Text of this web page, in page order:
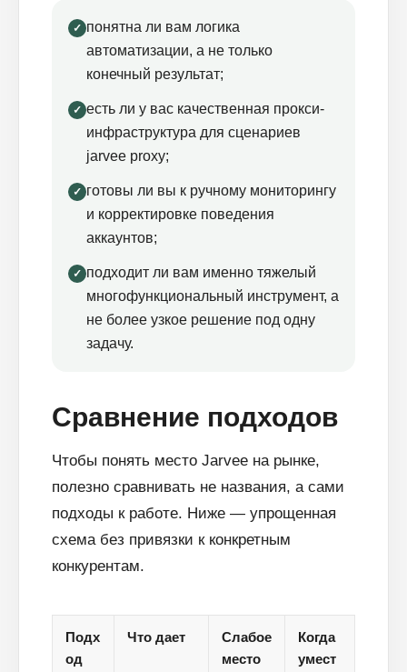
✓ понятна ли вам логика
автоматизации, а не только
конечный результат;
✓ есть ли у вас качественная прокси-
инфраструктура для сценариев
jarvee proxy;
✓ готовы ли вы к ручному мониторингу
и корректировке поведения
аккаунтов;
✓ подходит ли вам именно тяжелый
многофункциональный инструмент, а
не более узкое решение под одну
задачу.
Сравнение подходов
Чтобы понять место Jarvee на рынке,
полезно сравнивать не названия, а сами
подходы к работе. Ниже — упрощенная
схема без привязки к конкретным
конкурентам.
Подх
од
Что дает
Слабое
место
Когда
умест
Похожиестатьи
ПЕРЕЙТИ В БЛОГ
ПЕРЕЙТИ В БЛОГ